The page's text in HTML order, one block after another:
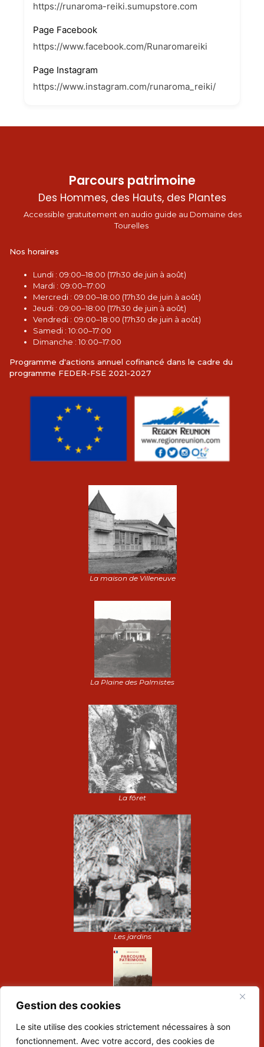
Gestion des cookies
Le site utilise des cookies strictement nécessaires à son
fonctionnement. Avec votre accord, des cookies de
https://runaroma-reiki.sumupstore.com
Page Facebook
https://www.facebook.com/Runaromareiki
Page Instagram
https://www.instagram.com/runaroma_reiki/
Parcours patrimoine
Des Hommes, des Hauts, des Plantes
Accessible gratuitement en audio guide au Domaine des
Tourelles
Nos horaires
Lundi : 09:00–18:00 (17h30 de juin à août)
Mardi : 09:00–17:00
Mercredi : 09:00–18:00 (17h30 de juin à août)
Jeudi : 09:00–18:00 (17h30 de juin à août)
Vendredi : 09:00–18:00 (17h30 de juin à août)
Samedi : 10:00–17:00
Dimanche : 10:00–17:00
Programme d'actions annuel cofinancé dans le cadre du
programme FEDER-FSE 2021-2027
La maison de Villeneuve
La Plaine des Palmistes
La fôret
Les jardins
Dépliant de visite :
Préparez votre visite